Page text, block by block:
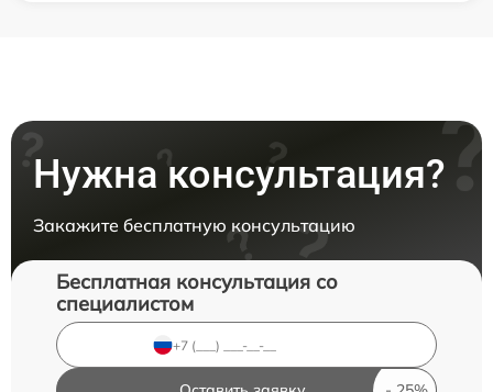
Нужна консультация?
Закажите бесплатную консультацию
Бесплатная консультация со
специалистом